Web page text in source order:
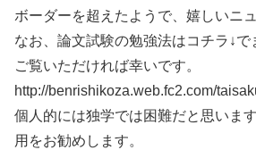
ボーダーを超えたようで、嬉しいニ
なお、論文試験の勉強法はコチラ↓
ご覧いただければ幸いです。
http://benrishikoza.web.fc2.com/
個人的には独学では困難だと思いま
用をお勧めします。